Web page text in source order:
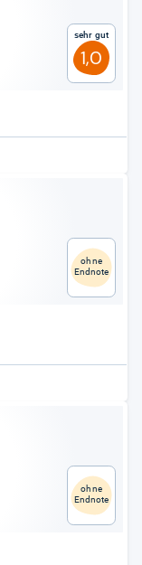
Sehr gut
1,0
ohne
Endnote
ohne
Endnote